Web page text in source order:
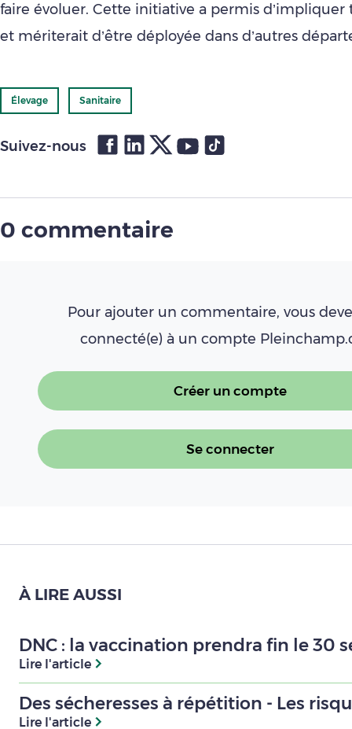
faire évoluer. Cette initiative a permis d’impliquer
et mériterait d’être déployée dans d’autres
Élevage Sanitaire
Suivez-nous
0 commentaire
Pour ajouter un commentaire, vous
connecté(e) à un compte
Créer un compte
Se connecter
À LIRE AUSSI
DNC : la vaccination prendra fin le 30
Lire l'article
Des sécheresses à répétition - Les
Lire l'article